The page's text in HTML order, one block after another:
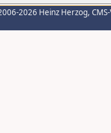
2026 Heinz Herzog,